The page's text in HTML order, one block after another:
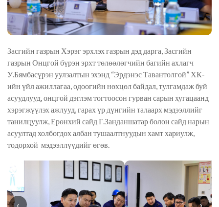
Засгийн газрын Хэрэг эрхлэх газрын дэд дарга, Засгийн
газрын Онцгой бүрэн эрхт төлөөлөгчийн багийн ахлагч
У.Бямбасүрэн уулзалтын эхэнд “Эрдэнэс Тавантолгой” ХК-
ийн үйл ажиллагаа, одоогийн нөхцөл байдал, тулгамдаж буй
асуудлууд, онцгой дэглэм тогтоосон гурван сарын хугацаанд
хэрэгжүүлэх ажлууд, гарах үр дүнгийн талаарх мэдээллийг
танилцуулж, Ерөнхий сайд Г.Занданшатар болон сайд нарын
асуултад холбогдох албан тушаалтнуудын хамт хариулж,
тодорхой мэдээллүүдийг өгөв.
‹ ›